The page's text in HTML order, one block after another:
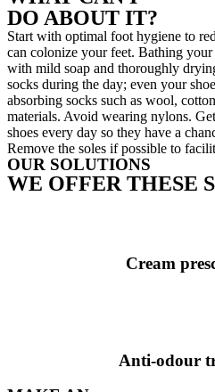
DO ABOUT IT?
Start with optimal foot hygiene to
can colonize your feet. Bathing
with mild soap and thoroughly
socks during the day; even your
absorbing socks such as wool,
materials. Avoid wearing nylons.
shoes every day so they have a
Remove the soles if possible to
OUR SOLUTIONS
WE OFFER THESE
Cream
Anti-odour